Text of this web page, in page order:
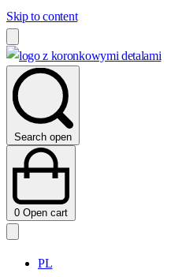
Skip to content
Search open
0 Open cart
PL